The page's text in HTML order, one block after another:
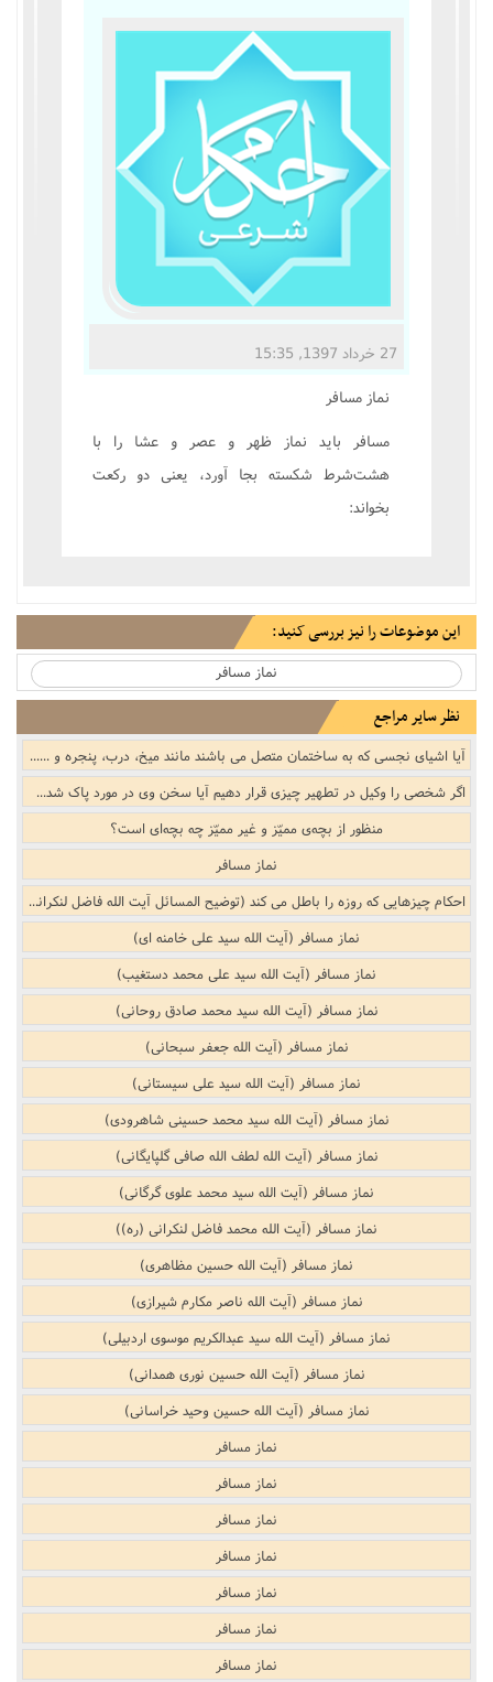
زندگی نامه مراجع تقلید
27 خرداد 1397, 15:35
نماز مسافر
مسافر بايد نماز ظهر و عصر و عشا را با
هشت‌شرط شکسته بجا آورد، يعنى دو رکعت
بخواند:
این موضوعات را نیز بررسی کنید:
نماز مسافر
نظر سایر مراجع
آیا اشیای نجسی که به ساختمان متصل می باشند مانند میخ، درب، پنجره و ... با تابش خورشید پاک می شوند؟
اگر شخصی را وکیل در تطهیر چیزی قرار دهیم آیا سخن وی در مورد پاک شدن آن شیء مورد قبول واقع می شود؟
منظور از بچه‌ی ممیّز و غیر ممیّز چه بچه‌‌ای است؟
نماز مسافر
احكام چيزهايى كه روزه را باطل مى كند (توضیح المسائل آیت الله فاضل لنکرانی)
نماز مسافر (آیت الله سید علی خامنه ای)
نماز مسافر (آیت الله سید علی محمد دستغیب)
نماز مسافر (آیت الله سید محمد صادق روحانی)
نماز مسافر (آیت الله جعفر سبحانی)
نماز مسافر (آیت الله سید علی سیستانی)
نماز مسافر (آیت الله سید محمد حسینی شاهرودی)
نماز مسافر (آیت الله لطف الله صافی گلپایگانی)
نماز مسافر (آیت الله سید محمد علوی گرگانی)
نماز مسافر (آیت الله محمد فاضل لنکرانی (ره))
نماز مسافر (آیت الله حسین مظاهری)
نماز مسافر (آیت الله ناصر مکارم شیرازی)
نماز مسافر (آیت الله سید عبدالکریم موسوی اردبیلی)
نماز مسافر (آیت الله حسین نوری همدانی)
نماز مسافر (آیت الله حسین وحید خراسانی)
نماز مسافر
نماز مسافر
نماز مسافر
نماز مسافر
نماز مسافر
نماز مسافر
نماز مسافر